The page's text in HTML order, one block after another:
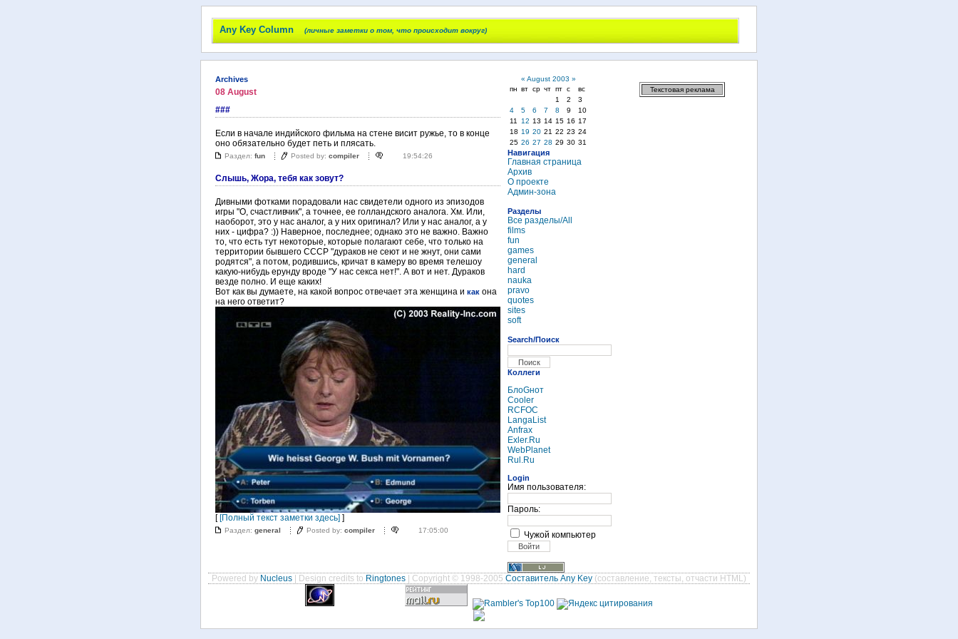
Any Key Column (личные заметки о том, что происходит вокруг)
Archives
08 August
###
Если в начале индийского фильма на стене висит ружье, то в конце
оно обязательно будет петь и плясать.
Раздел: fun Posted by: compiler 19:54:26
Слышь, Жора, тебя как зовут?
Дивными фотками порадовали нас свидетели одного из эпизодов
игры "О, счастливчик", а точнее, ее голландского аналога. Хм. Или,
наоборот, это у нас аналог, а у них оригинал? Или у нас аналог, а у
них - цифра? :)) Наверное, последнее; однако это не важно. Важно
то, что есть тут некоторые, которые полагают себе, что только на
территории бывшего СССР "дураков не сеют и не жнут, они сами
родятся", а потом, родившись, кричат в камеру во время телешоу
какую-нибудь ерунду вроде "У нас секса нет!". А вот и нет. Дураков
везде полно. И еще каких!
Вот как вы думаете, на какой вопрос отвечает эта женщина и как она
на него ответит?
[ [Полный текст заметки здесь] ]
Раздел: general Posted by: compiler 17:05:00
« August 2003 »
пн вт ср чт пт с
вс
1
2
3
4
5 6 7 8 9
10
11
12 13 14 15 16 17
18 19 20 21 22 23 24
25 26 27 28 29 30 31
Навигация
Главная страница
Архив
О проекте
Админ-зона
Разделы
Все разделы/All
films
fun
games
general
hard
nauka
pravo
quotes
sites
soft
Search/Поиск
Коллеги
БлоGнот
Cooler
RCFOC
LangaList
Anfrax
Exler.Ru
WebPlanet
Rul.Ru
Login
Имя пользователя:
Пароль:
Чужой компьютер
Текстовая реклама
Powered by Nucleus | Design credits to Ringtones | Copyright © 1998-2005 Составитель Any Key (составление, тексты, отчасти HTML)